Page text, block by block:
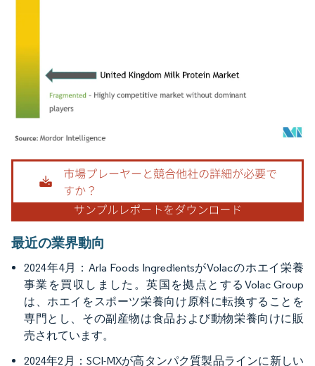
画像 © Mordor Intelligence。再利用にはCC BY 4.0の表示が必要です。
最近の業界動向
2024年4月：Arla Foods IngredientsがVolacのホエイ栄養
事業を買収しました。英国を拠点とするVolac Group
は、ホエイをスポーツ栄養向け原料に転換することを
専門とし、その副産物は食品および動物栄養向けに販
売されています。
2024年2月：SCI-MXが高タンパク質製品ラインに新しい